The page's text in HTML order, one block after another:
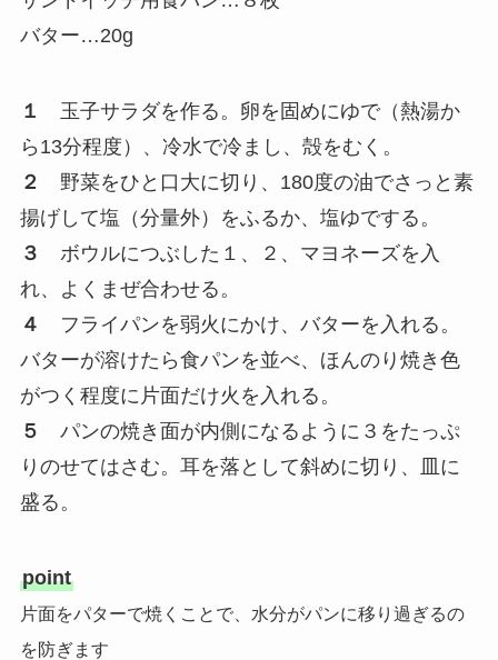
バター…20g
１
玉子サラダを作る。卵を固めにゆで（熱湯か
ら13分程度）、冷水で冷まし、殻をむく。
２
野菜をひと口大に切り、180度の油でさっと素
揚げして塩（分量外）をふるか、塩ゆでする。
３
ボウルにつぶした１、２、マヨネーズを入
れ、よくまぜ合わせる。
４
フライパンを弱火にかけ、バターを入れる。
バターが溶けたら食パンを並べ、ほんのり焼き色
がつく程度に片面だけ火を入れる。
５
パンの焼き面が内側になるように３をたっぷ
りのせてはさむ。耳を落として斜めに切り、皿に
盛る。
point
片面をパターで焼くことで、水分がパンに移り過ぎるの
を防ぎます